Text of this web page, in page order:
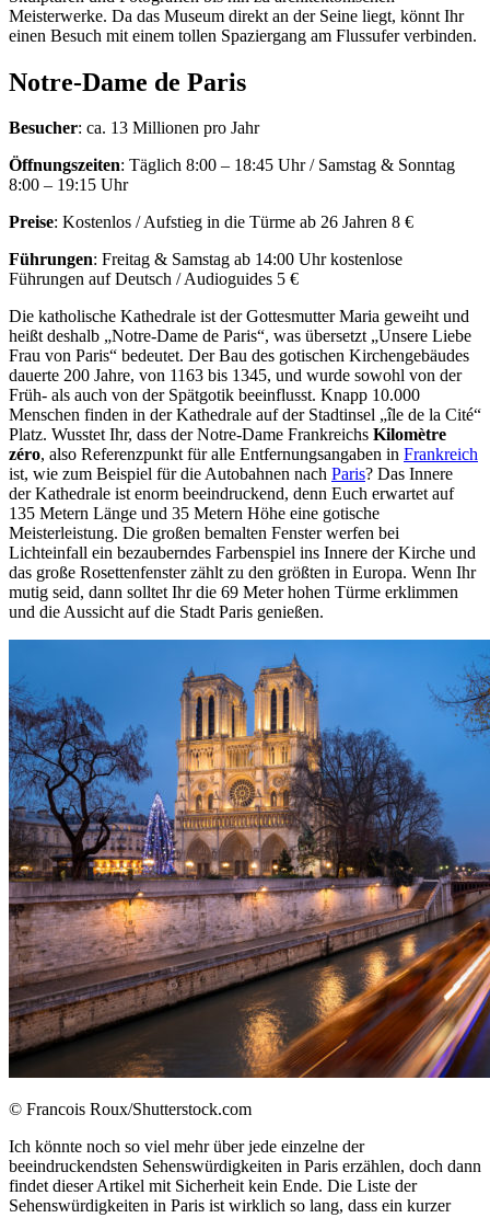
Meisterwerke. Da das Museum direkt an der Seine liegt, könnt Ihr
einen Besuch mit einem tollen Spaziergang am Flussufer verbinden.
Notre-Dame de Paris
Besucher: ca. 13 Millionen pro Jahr
Öffnungszeiten: Täglich 8:00 – 18:45 Uhr / Samstag & Sonntag
8:00 – 19:15 Uhr
Preise: Kostenlos / Aufstieg in die Türme ab 26 Jahren 8 €
Führungen: Freitag & Samstag ab 14:00 Uhr kostenlose
Führungen auf Deutsch / Audioguides 5 €
Die katholische Kathedrale ist der Gottesmutter Maria geweiht und
heißt deshalb „Notre-Dame de Paris“, was übersetzt „Unsere Liebe
Frau von Paris“ bedeutet. Der Bau des gotischen Kirchengebäudes
dauerte 200 Jahre, von 1163 bis 1345, und wurde sowohl von der
Früh- als auch von der Spätgotik beeinflusst. Knapp 10.000
Menschen finden in der Kathedrale auf der Stadtinsel „île de la Cité“
Platz. Wusstet Ihr, dass der Notre-Dame Frankreichs Kilomètre
zéro, also Referenzpunkt für alle Entfernungsangaben in Frankreich
ist, wie zum Beispiel für die Autobahnen nach Paris? Das Innere
der Kathedrale ist enorm beeindruckend, denn Euch erwartet auf
135 Metern Länge und 35 Metern Höhe eine gotische
Meisterleistung. Die großen bemalten Fenster werfen bei
Lichteinfall ein bezauberndes Farbenspiel ins Innere der Kirche und
das große Rosettenfenster zählt zu den größten in Europa. Wenn Ihr
mutig seid, dann solltet Ihr die 69 Meter hohen Türme erklimmen
und die Aussicht auf die Stadt Paris genießen.
© Francois Roux/Shutterstock.com
Ich könnte noch so viel mehr über jede einzelne der
beeindruckendsten Sehenswürdigkeiten in Paris erzählen, doch dann
findet dieser Artikel mit Sicherheit kein Ende. Die Liste der
Sehenswürdigkeiten in Paris ist wirklich so lang, dass ein kurzer